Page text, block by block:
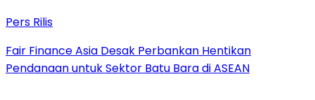
Pers Rilis
Fair Finance Asia Desak Perbankan Hentikan
Pendanaan untuk Sektor Batu Bara di ASEAN